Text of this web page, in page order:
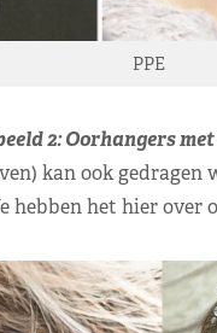
PPE
2: Oorhangers
kan ook
hebben het hier over